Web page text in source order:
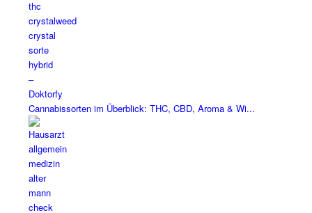
Cannabissorten im Überblick: THC, CBD, Aroma & Wi...